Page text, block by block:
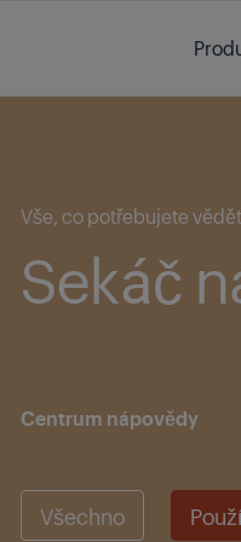
Vše, co potřebujete vědět
Sekáč
Centrum nápovědy
Všechno